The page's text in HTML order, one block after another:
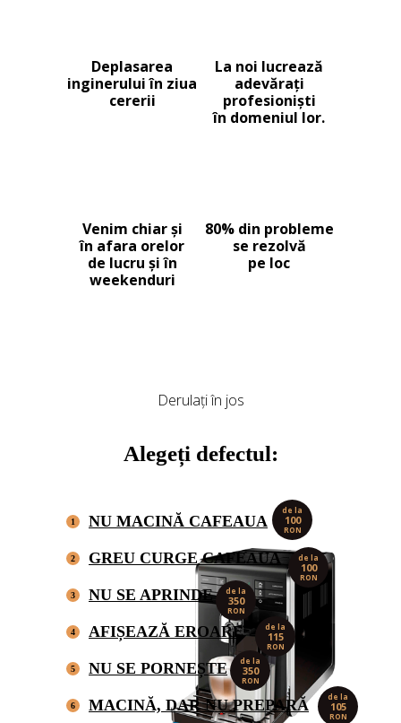
Deplasarea
inginerului în ziua
cererii
La noi lucrează
adevărați
profesioniști
în domeniul lor.
Venim chiar și
în afara orelor
de lucru și în
weekenduri
80% din probleme
se rezolvă
pe loc
Derulați în jos
Alegeți defectul:
1 NU MACINĂ CAFEAUA
de la
100
RON
2 GREU CURGE CAFEAUA de la
100
RON
3
NU SE APRINDE de la
350
RON
4 AFIȘEAZĂ EROARE de la
115
RON
5 NU SE PORNEȘTE de la
350
RON
6 MACINĂ, DAR NU PREPARĂ de la
105
RON